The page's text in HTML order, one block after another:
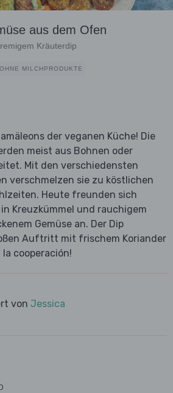
aus dem Ofen
Kräuterdip
OHNE MILCHPRODUKTE
der veganen Küche! Die
meist aus Bohnen oder
Mit den verschiedensten
verschmelzen sie zu köstlichen
Heute freunden sich
Kreuzkümmel und rauchigem
Gemüse an. Der Dip
Auftritt mit frischem Koriander
la cooperación!
von Jessica